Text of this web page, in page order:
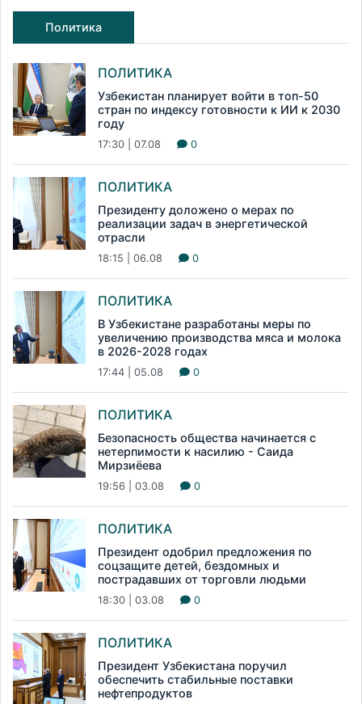
Политика
ПОЛИТИКА
Узбекистан планирует войти в топ-50
стран по индексу готовности к ИИ к 2030
году
17:30 | 07.08 0
ПОЛИТИКА
Президенту доложено о мерах по
реализации задач в энергетической
отрасли
18:15 | 06.08 0
ПОЛИТИКА
В Узбекистане разработаны меры по
увеличению производства мяса и молока
в 2026-2028 годах
17:44 | 05.08 0
ПОЛИТИКА
Безопасность общества начинается с
нетерпимости к насилию - Саида
Мирзиёева
19:56 | 03.08 0
ПОЛИТИКА
Президент одобрил предложения по
соцзащите детей, бездомных и
пострадавших от торговли людьми
18:30 | 03.08 0
ПОЛИТИКА
Президент Узбекистана поручил
обеспечить стабильные поставки
нефтепродуктов